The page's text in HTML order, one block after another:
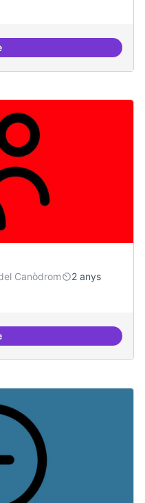
i governança
Canòdrom
2 anys
d'èxit